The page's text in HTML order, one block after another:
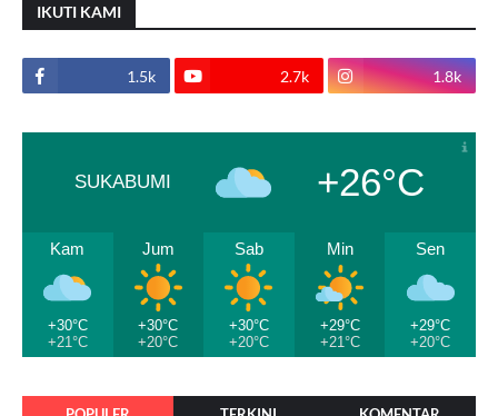
IKUTI KAMI
1.5k 2.7k 1.8k
SUKABUMI +26°C
Kam
+30°C
+21°C
Jum
+30°C
+20°C
Sab
+30°C
+20°C
Min
+29°C
+21°C
Sen
+29°C
+20°C